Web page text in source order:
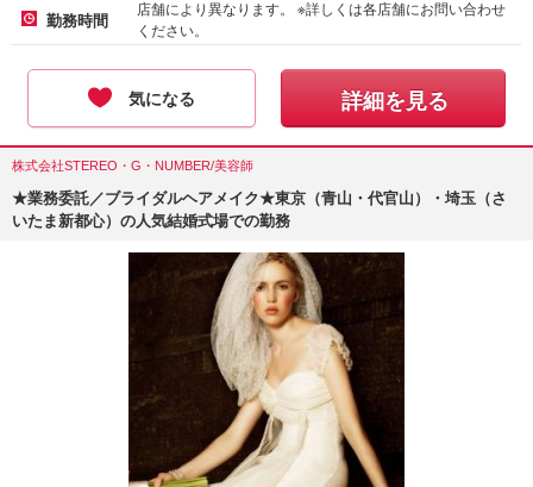
勤務時間
店舗により異なります。 ※詳しくは各店舗にお問い合わせ
ください。
気になる 詳細を見る
株式会社STEREO・G・NUMBER/美容師
★業務委託／ブライダルヘアメイク★東京（青山・代官山）・埼玉（さ
いたま新都心）の人気結婚式場での勤務